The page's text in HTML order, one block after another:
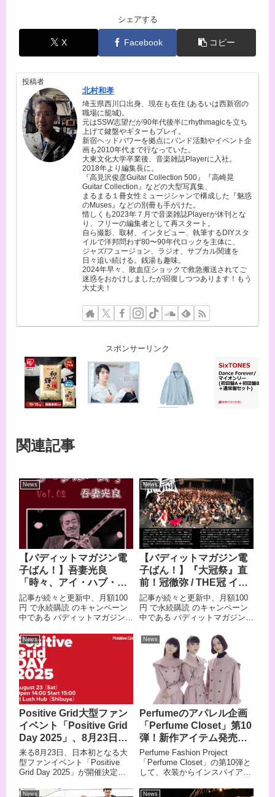
シェアする
X Facebook コピー
投稿者
北村和孝
埼玉県西川口出身、現在も在住 (あるいは西新宿の
職場に籠城)。
元はSSW志望だが90年代後半にrhythmagicを立ち
上げて鍵盤やギターもプレイ。
新宿ヘッドパワーを拠点にバンド活動やイベント企
画も2010年代まで行なっていた。
大東文化大学卒業後、音楽雑誌Playerに入社。
2018年より編集長に。
『高見沢俊彦Guitar Collection 500』『高崎晃
Guitar Collection』などの大型写真集、
まるまる１冊女性ミュージシャンで構成した『魅惑
のMuses』などの別冊も手がけた。
惜しくも2023年７月で音楽雑誌Playerが休刊とな
り、フリーの編集者として再スタート。
自ら撮影、取材、インタビュー、執筆するDIYスタ
イルで洋邦問わず80〜90年代ロックを主体に、
ジャズ/フュージョン、ラジオ、サブカル関連を
日々追い続ける。銭湯も趣味。
2024年早々、敗血症ショックで救急搬送されてご
迷惑をおかけしましたが回復しつつあります！もう
大丈夫！
スポンサーリンク
関連記事
News
【バディットマガジン電
子ばん！】吾妻光良
「時々、アイ・ハブ・
ザ・ブルース」Vol.2 〜昭
和の選挙カーと右翼の街
宣車〜、8/13(水) 12:00公
開！
記事が続々と更新中、月額100
円 で永続購読 のキャンペーン
中である バディットマガジン電
に公開の記事は日本屈指のブル
ースギタリスト、吾妻光良の新
連載コラム、「時々、アイ・ハ
ブ・ザ・ブルース」Vol.2。
News
【バディットマガジン電
子ばん！】『大冠祭』直
前！冠徹弥 / THE冠 イン
タビュー前編、10/10(金)
12:00に公開！
記事が続々と更新中、月額100
円 で永続購読 のキャンペーン
中である バディットマガジン電
12:00に公開の記事は、『大冠
祭』直前！冠徹弥 / THE冠 イン
タビュー前編！
News
Positive Grid大型ファン
イベント「Positive Grid
Day 2025」、8月23日に
開催！
来る8月23日、日本初となる大
型ファンイベント「Positive
Grid Day 2025」が開催決定！
クなデザインで進化を続ける
News
Perfumeのアパレル企画
「Perfume Closet」第10
弾！新作アイテム発売＆
ポップアップショップが
全国4か所で開催
Perfume Fashion Project
「Perfume Closet」の第10弾と
して、衣装からインスパイアさ
売が決定した。また、これを記
News News